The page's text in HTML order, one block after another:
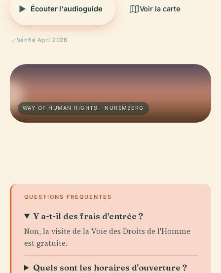
Écouter l'audioguide Voir la carte
Vérifié April 2026
WAY OF HUMAN RIGHTS · NUREMBERG
QUESTIONS FRÉQUENTES
Y a-t-il des frais d'entrée ?
Non, la visite de la Voie des Droits de l'Homme
est gratuite.
Quels sont les horaires d'ouverture ?